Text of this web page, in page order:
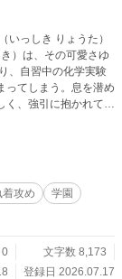
っしき りょうた）
）は、その可愛さゆ
、自習中の化学実験
ってしまう。息を潜め
く、強引に抱かれてし
烈に追いかけ回され
カレートしていき─
い学園BL。
着攻め
学園
0
文字数 8,173
登録日 2026.07.17